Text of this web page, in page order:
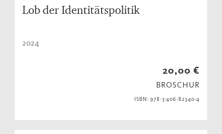
Lob der Identitätspolitik
2024
20,00 €
BROSCHUR
ISBN: 978-3-406-82340-4